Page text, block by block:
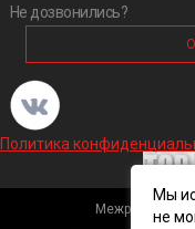
Не дозвонились?
Политика
Мы
не